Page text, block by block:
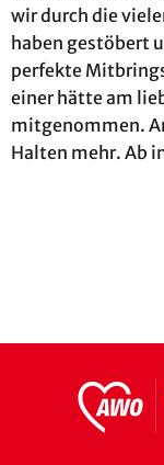
wir durch die
haben gestöbert
perfekte
einer hätte am
mitgenommen.
Halten mehr. Ab